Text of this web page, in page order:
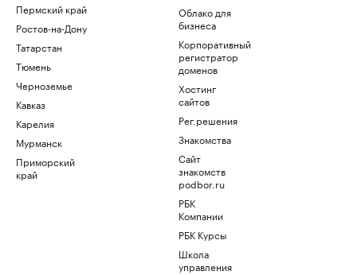
Пермский край
Ростов-на-Дону
Татарстан
Тюмень
Черноземье
Кавказ
Карелия
Мурманск
Приморский
край
Облако для
бизнеса
Корпоративный
регистратор
доменов
Хостинг
сайтов
Рег.решения
Знакомства
Сайт
знакомств
podbor.ru
РБК
Компании
РБК Курсы
Школа
управления